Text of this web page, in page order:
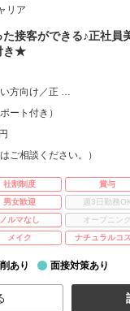
リア
接客ができる♪正社員
き★
い方向け／正 …
ート付き）
ご相談ください。）
社割制度 賞与
男女歓迎 週3日勤務
ノルマなし オープニン
メイク ナチュラルコ
あり 面接対策あり